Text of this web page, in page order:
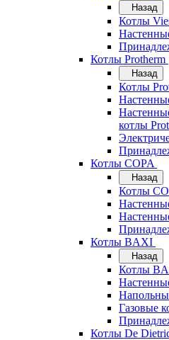
Назад
Котлы
Котлы Protherm
Назад
Котлы
котлы
Котлы COPA
Назад
Котлы
Котлы BAXI
Назад
Котлы
Газовые
Котлы De